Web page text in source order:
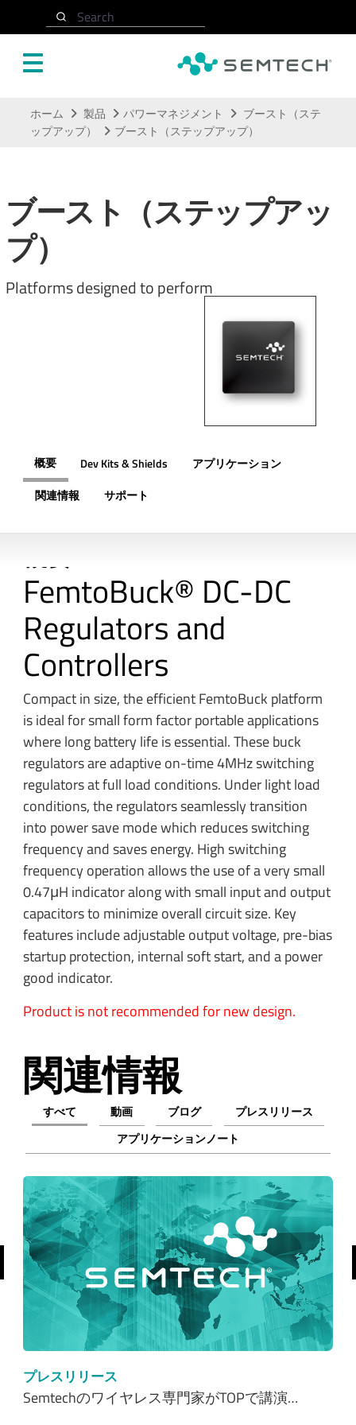
Search
ホーム 製品 パワーマネジメント
ブースト（ステ
ップアップ）
ブースト（ステップアップ）
ブースト（ステップアッ
プ）
Platforms designed to perform
概要 Dev Kits & Shields
アプリケーション
関連情報
サポート
FemtoBuck® DC-DC
Regulators and
Controllers
Compact in size, the efficient FemtoBuck platform
is ideal for small form factor portable applications
where long battery life is essential. These buck
regulators are adaptive on-time 4MHz switching
regulators at full load conditions. Under light load
conditions, the regulators seamlessly transition
into power save mode which reduces switching
frequency and saves energy. High switching
frequency operation allows the use of a very small
0.47μH indicator along with small input and output
capacitors to minimize overall circuit size. Key
features include adjustable output voltage, pre-bias
startup protection, internal soft start, and a power
good indicator.
Product is not recommended for new design.
関連情報
すべて 動画 ブログ
プレスリリース
アプリケーションノート
プレスリリース
Semtechのワイヤレス専門家がTOPで講演…